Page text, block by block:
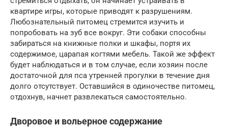
квартире игры, которые приводят к разрушениям.
Любознательный питомец стремится изучить и
попробовать на зуб все вокруг. Эти собаки способны
забираться на книжные полки и шкафы, портя их
содержимое, царапая когтями мебель. Такой же эффект
будет наблюдаться и в том случае, если хозяин после
достаточной для пса утренней прогулки в течение дня
долго отсутствует. Оставшийся в одиночестве питомец,
отдохнув, начнет развлекаться самостоятельно.
Дворовое и вольерное содержание